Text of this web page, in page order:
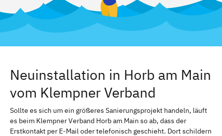
Neuinstallation in Horb am Main
vom Klempner Verband
Sollte es sich um ein größeres Sanierungsprojekt handeln, läuft
es beim Klempner Verband Horb am Main so ab, dass der
Erstkontakt per E-Mail oder telefonisch geschieht. Dort schildern